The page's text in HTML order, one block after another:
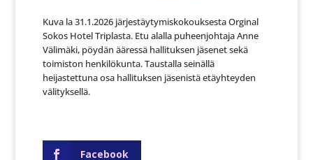
Kuva la 31.1.2026 järjestäytymiskokouksesta Orginal
Sokos Hotel Triplasta. Etu alalla puheenjohtaja Anne
Välimäki, pöydän ääressä hallituksen jäsenet sekä
toimiston henkilökunta. Taustalla seinällä
heijastettuna osa hallituksen jäsenistä etäyhteyden
välityksellä.
Facebook